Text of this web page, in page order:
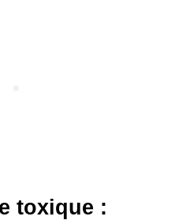
toxique :